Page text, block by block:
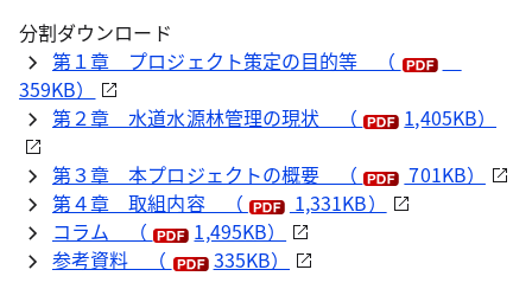
分割ダウンロード
第１章 プロジェクト策定の目的等 （
359KB）
第２章 水道水源林管理の現状 （
1,405KB）
第３章 本プロジェクトの概要 （
701KB）
第４章 取組内容 （
1,331KB）
コラム （
1,495KB）
参考資料 （
335KB）